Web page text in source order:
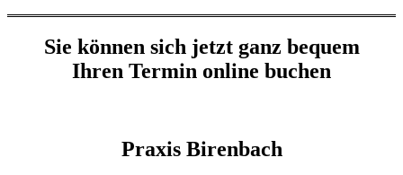
Sie können sich jetzt ganz bequem
Ihren Termin online buchen
Praxis Birenbach